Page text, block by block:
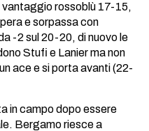
vantaggio rossoblù 17-15,
e sorpassa con
-2 sul 20-20, di nuovo le
Stufi e Lanier ma non
ace e si porta avanti (22-
in campo dopo essere
Bergamo riesce a